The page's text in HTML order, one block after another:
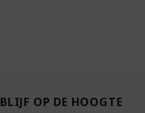
BLIJF OP DE HOOGTE